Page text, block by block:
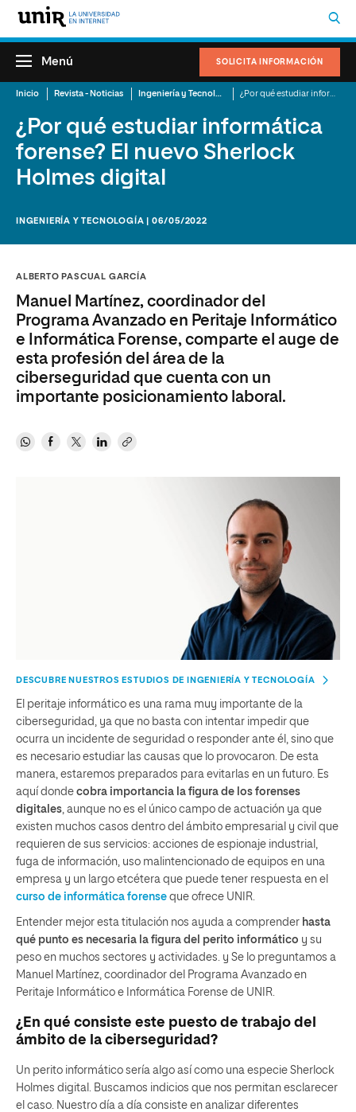
SOLICITA INFORMACIÓN
Menú
Inicio Revista - Noticias Ingeniería y Tecnología
¿Por qué estudiar informática
forense? El nuevo Sherlock
Holmes digital
INGENIERÍA Y TECNOLOGÍA | 06/05/2022
ALBERTO PASCUAL GARCÍA
Manuel Martínez, coordinador del
Programa Avanzado en Peritaje Informático
e Informática Forense, comparte el auge de
esta profesión del área de la
ciberseguridad que cuenta con un
importante posicionamiento laboral.
DESCUBRE NUESTROS ESTUDIOS DE INGENIERÍA Y TECNOLOGÍA
El peritaje informático es una rama muy importante de la
ciberseguridad, ya que no basta con intentar impedir que
ocurra un incidente de seguridad o responder ante él, sino que
es necesario estudiar las causas que lo provocaron. De esta
manera, estaremos preparados para evitarlas en un futuro. Es
aquí donde cobra importancia la figura de los forenses
digitales , aunque no es el único campo de actuación ya que
existen muchos casos dentro del ámbito empresarial y civil que
requieren de sus servicios: acciones de espionaje industrial,
fuga de información, uso malintencionado de equipos en una
empresa y un largo etcétera que puede tener respuesta en el
curso de informática forense que ofrece UNIR.
Entender mejor esta titulación nos ayuda a comprender hasta
qué punto es necesaria la figura del perito informático y su
peso en muchos sectores y actividades. y Se lo preguntamos a
Manuel Martínez, coordinador del Programa Avanzado en
Peritaje Informático e Informática Forense de UNIR.
¿En qué consiste este puesto de trabajo del
ámbito de la ciberseguridad?
Un perito informático sería algo así como una especie Sherlock
Holmes digital. Buscamos indicios que nos permitan esclarecer
el caso. Nuestro día a día consiste en analizar diferentes